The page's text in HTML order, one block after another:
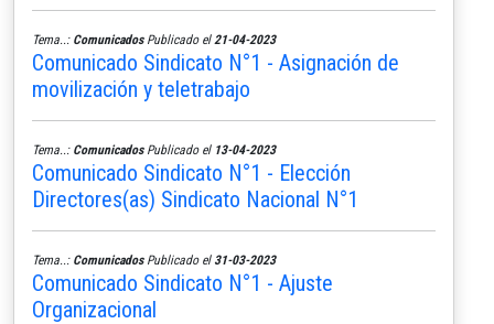
Tema..: ComunicadosPublicado el 21-04-2023
Comunicado Sindicato N°1 - Asignación de
movilización y teletrabajo
Tema..: ComunicadosPublicado el 13-04-2023
Comunicado Sindicato N°1 - Elección
Directores(as) Sindicato Nacional N°1
Tema..: ComunicadosPublicado el 31-03-2023
Comunicado Sindicato N°1 - Ajuste
Organizacional